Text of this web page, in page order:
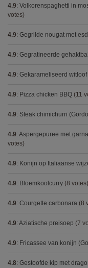
4.9: Volkorenspaghetti in
votes)
4.9: Gegrilde nougat met
4.9: Gegratineerde
4.9: Gekarameliseerd
4.9: Pizza chicken BBQ (11
4.9: Steak chimichurri
4.9: Aspergepuree met
votes)
4.9: Konijn op Italiaanse
4.9: Bloemkoolcurry (8 votes)
4.9: Courgette carbonara (8
4.9: Aziatische preisoep (7
4.9: Fricassee van konijn
4.8: Gestoofde kip met